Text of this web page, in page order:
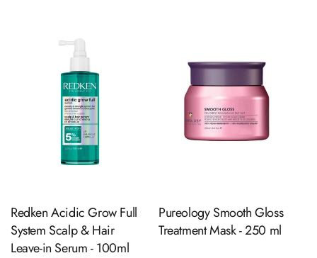
Redken Acidic Grow Full
System Scalp & Hair
Leave-in Serum - 100ml
Pureology Smooth Gloss
Treatment Mask - 250 ml